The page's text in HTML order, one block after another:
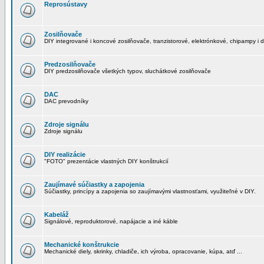
Reprosústavy
Zosilňovače
DIY integrované i koncové zosilňovače, tranzistorové, elektrónkové, chipampy i
Predzosilňovače
DIY predzosilňovače všetkých typov, sluchátkové zosilňovače
DAC
DAC prevodníky
Zdroje signálu
Zdroje signálu
DIY realizácie
"FOTO" prezentácie vlastných DIY konštrukcií
Zaujímavé súčiastky a zapojenia
Súčiastky, princípy a zapojenia so zaujímavými vlastnosťami, využiteľné v DIY.
Kabeláž
Signálové, reproduktorové, napájacie a iné káble
Mechanické konštrukcie
Mechanické diely, skrinky, chladiče, ich výroba, opracovanie, kúpa, atď ...